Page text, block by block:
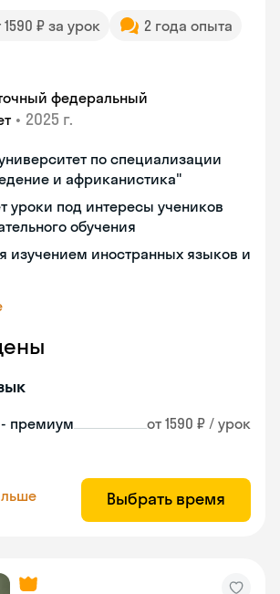
1590 ₽ за урок
2 года опыта
федеральный
• 2025 г.
по специализации
и африканистика"
уроки под интересы учеников
обучения
изучением иностранных языков и
премиум от 1590 ₽ / урок
Выбрать время